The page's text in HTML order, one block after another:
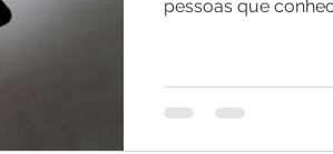
pessoas que